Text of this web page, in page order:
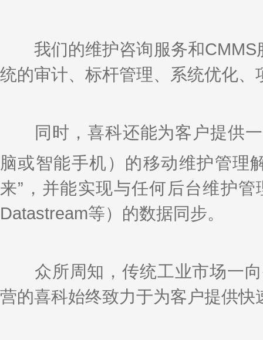
我们的维护咨询服务和CMMS
统的审计、标杆管理、系统优化
同时，喜科还能为客户提供一
脑或智能手机）的移动维护管
来”，并能实现与任何后台维护
Datastream等）的数据同步。
众所周知，传统工业市场一向
营的喜科始终致力于为客户提供